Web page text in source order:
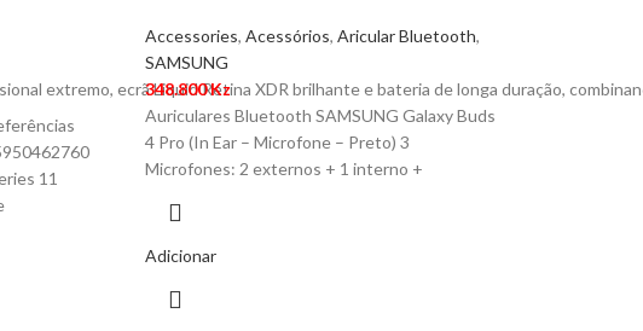
extremo, ecrã Liquid Retina XDR brilhante e bateria de longa duração,
11
Accessories, Acessórios, Aricular Bluetooth,
SAMSUNG
348.800Kz
Auriculares Bluetooth SAMSUNG Galaxy Buds
4 Pro (In Ear – Microfone – Preto) 3
Microfones: 2 externos + 1 interno +
Adicionar